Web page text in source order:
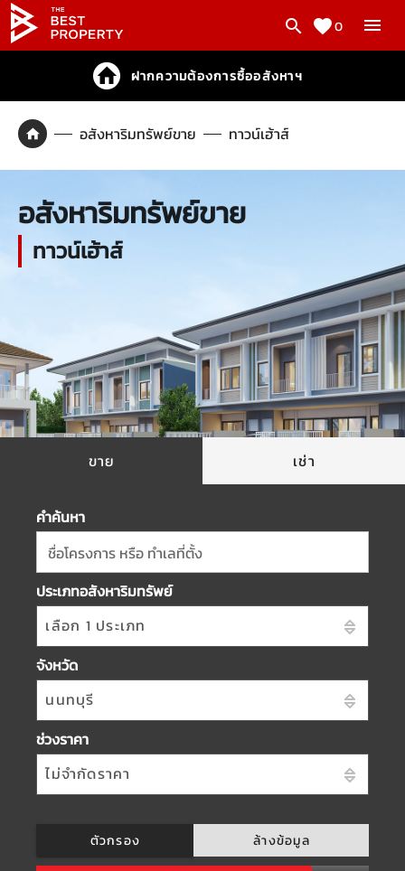
0
ฝากความต้องการซื้ออสังหาฯ
อสังหาริมทรัพย์ขาย ทาวน์เฮ้าส์
อสังหาริมทรัพย์ขาย
ทาวน์เฮ้าส์
ขาย เช่า
คำค้นหา
ชื่อโครงการ หรือ ทำเลที่ตั้ง
ประเภทอสังหาริมทรัพย์
เลือก 1 ประเภท
จังหวัด
นนทบุรี
ช่วงราคา
ไม่จำกัดราคา
ตัวกรอง ล้างข้อมูล